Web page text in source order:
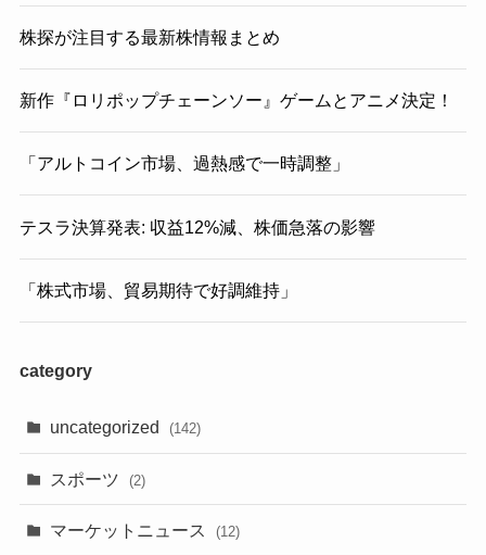
株探が注目する最新株情報まとめ
新作『ロリポップチェーンソー』ゲームとアニメ決定！
「アルトコイン市場、過熱感で一時調整」
テスラ決算発表: 収益12%減、株価急落の影響
「株式市場、貿易期待で好調維持」
category
uncategorized (142)
スポーツ (2)
マーケットニュース (12)